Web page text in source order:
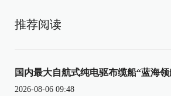
推荐阅读
国内最大自航式纯电驱布缆船“蓝海
2026-08-06 09:48